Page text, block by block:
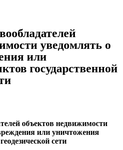
уведомлять о
или
государственной
объектов недвижимости
или уничтожения
сети